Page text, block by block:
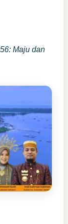
Maju dan